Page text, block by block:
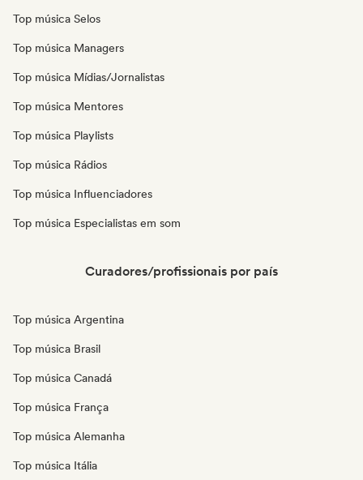
Top música Selos
Top música Managers
Top música Mídias/Jornalistas
Top música Mentores
Top música Playlists
Top música Rádios
Top música Influenciadores
Top música Especialistas em som
Curadores/profissionais por país
Top música Argentina
Top música Brasil
Top música Canadá
Top música França
Top música Alemanha
Top música Itália